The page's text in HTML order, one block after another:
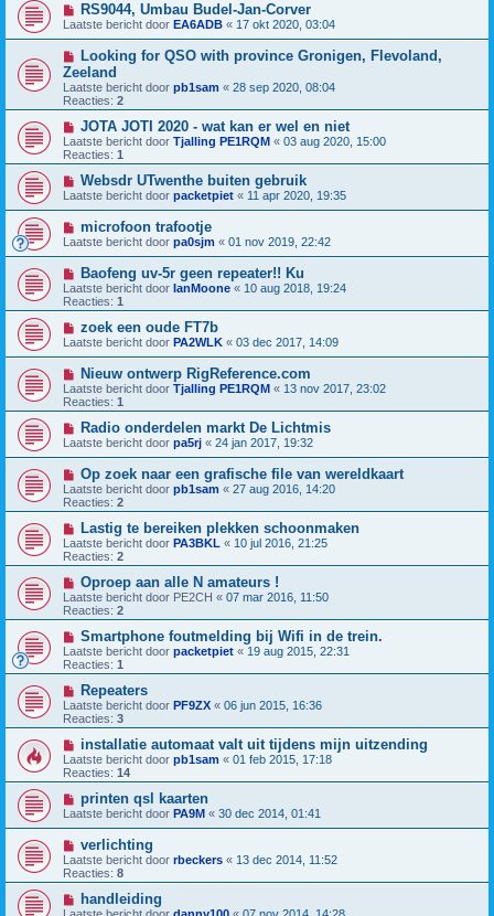
RS9044, Umbau Budel-Jan-Corver
Laatste bericht door EA6ADB « 17 okt 2020, 03:04
Looking for QSO with province Gronigen, Flevoland,
Zeeland
Laatste bericht door pb1sam « 28 sep 2020, 08:04
Reacties: 2
JOTA JOTI 2020 - wat kan er wel en niet
Laatste bericht door Tjalling PE1RQM « 03 aug 2020, 15:00
Reacties: 1
Websdr UTwenthe buiten gebruik
Laatste bericht door packetpiet « 11 apr 2020, 19:35
microfoon trafootje
Laatste bericht door pa0sjm « 01 nov 2019, 22:42
Baofeng uv-5r geen repeater!! Ku
Laatste bericht door IanMoone « 10 aug 2018, 19:24
Reacties: 1
zoek een oude FT7b
Laatste bericht door PA2WLK « 03 dec 2017, 14:09
Nieuw ontwerp RigReference.com
Laatste bericht door Tjalling PE1RQM « 13 nov 2017, 23:02
Reacties: 1
Radio onderdelen markt De Lichtmis
Laatste bericht door pa5rj « 24 jan 2017, 19:32
Op zoek naar een grafische file van wereldkaart
Laatste bericht door pb1sam « 27 aug 2016, 14:20
Reacties: 2
Lastig te bereiken plekken schoonmaken
Laatste bericht door PA3BKL « 10 jul 2016, 21:25
Reacties: 2
Oproep aan alle N amateurs !
Laatste bericht door PE2CH « 07 mar 2016, 11:50
Reacties: 2
Smartphone foutmelding bij Wifi in de trein.
Laatste bericht door packetpiet « 19 aug 2015, 22:31
Reacties: 1
Repeaters
Laatste bericht door PF9ZX « 06 jun 2015, 16:36
Reacties: 3
installatie automaat valt uit tijdens mijn uitzending
Laatste bericht door pb1sam « 01 feb 2015, 17:18
Reacties: 14
printen qsl kaarten
Laatste bericht door PA9M « 30 dec 2014, 01:41
verlichting
Laatste bericht door rbeckers « 13 dec 2014, 11:52
Reacties: 8
handleiding